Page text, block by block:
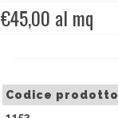
€45,00 al mq
Codice prodotto